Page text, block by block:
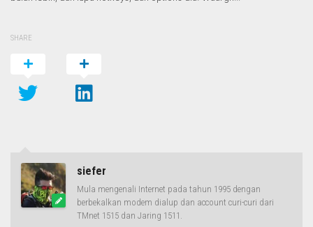
SHARE
siefer
Mula mengenali Internet pada tahun 1995 dengan
berbekalkan modem dialup dan account curi-curi dari
TMnet 1515 dan Jaring 1511.